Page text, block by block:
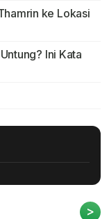
ke Lokasi
Ini Kata
>